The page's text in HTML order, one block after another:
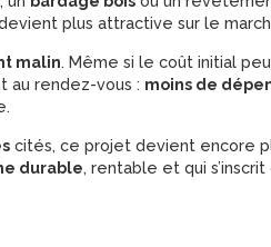
plus attractive sur le
malin. Même si le coût initial
au rendez-vous : moins de
cités, ce projet devient encore
durable, rentable et qui s’inscrit